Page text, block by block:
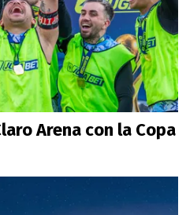
Arena con la Copa